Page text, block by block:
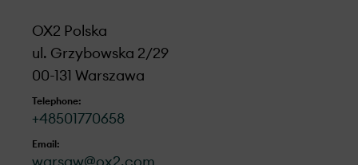
OX2 Polska
ul. Grzybowska 2/29
00-131 Warszawa
Telephone:
+48501770658
Email:
warsaw@ox2.com